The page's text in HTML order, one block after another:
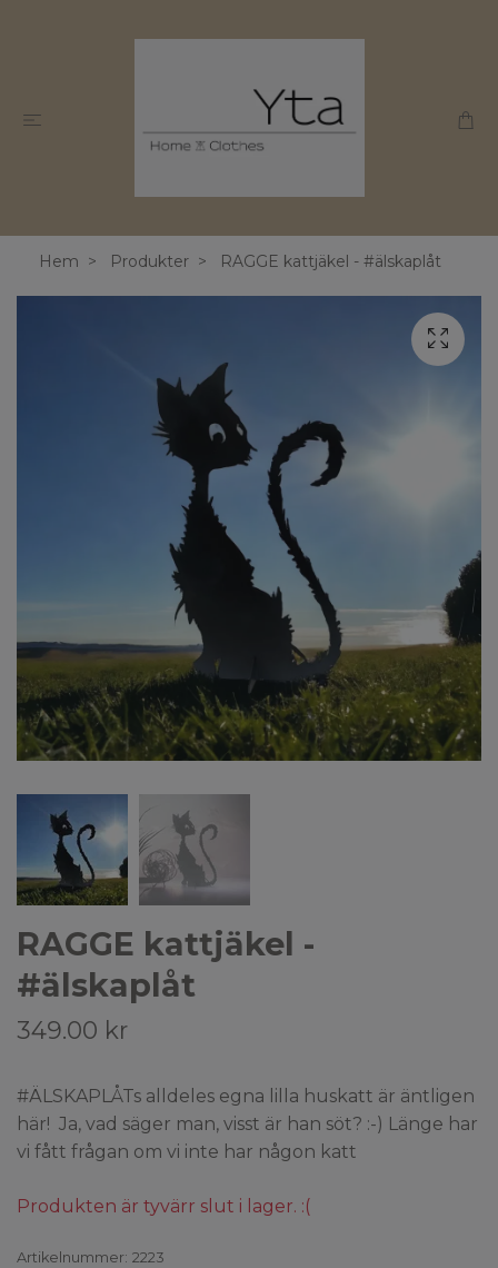
Hem Produkter RAGGE kattjäkel - #älskaplåt
RAGGE kattjäkel -
#älskaplåt
349.00 kr
#ÄLSKAPLÅTs alldeles egna lilla huskatt är äntligen
här! Ja, vad säger man, visst är han söt? :-) Länge har
vi fått frågan om vi inte har någon katt
Produkten är tyvärr slut i lager. :(
Artikelnummer: 2223